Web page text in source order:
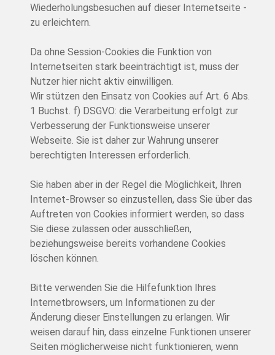
Wiederholungsbesuchen auf dieser Internetseite -
zu erleichtern.
Da ohne Session-Cookies die Funktion von
Internetseiten stark beeinträchtigt ist, muss der
Nutzer hier nicht aktiv einwilligen.
Wir stützen den Einsatz von Cookies auf Art. 6 Abs.
1 Buchst. f) DSGVO: die Verarbeitung erfolgt zur
Verbesserung der Funktionsweise unserer
Webseite. Sie ist daher zur Wahrung unserer
berechtigten Interessen erforderlich.
Sie haben aber in der Regel die Möglichkeit, Ihren
Internet-Browser so einzustellen, dass Sie über das
Auftreten von Cookies informiert werden, so dass
Sie diese zulassen oder ausschließen,
beziehungsweise bereits vorhandene Cookies
löschen können.
Bitte verwenden Sie die Hilfefunktion Ihres
Internetbrowsers, um Informationen zu der
Änderung dieser Einstellungen zu erlangen. Wir
weisen darauf hin, dass einzelne Funktionen unserer
Seiten möglicherweise nicht funktionieren, wenn